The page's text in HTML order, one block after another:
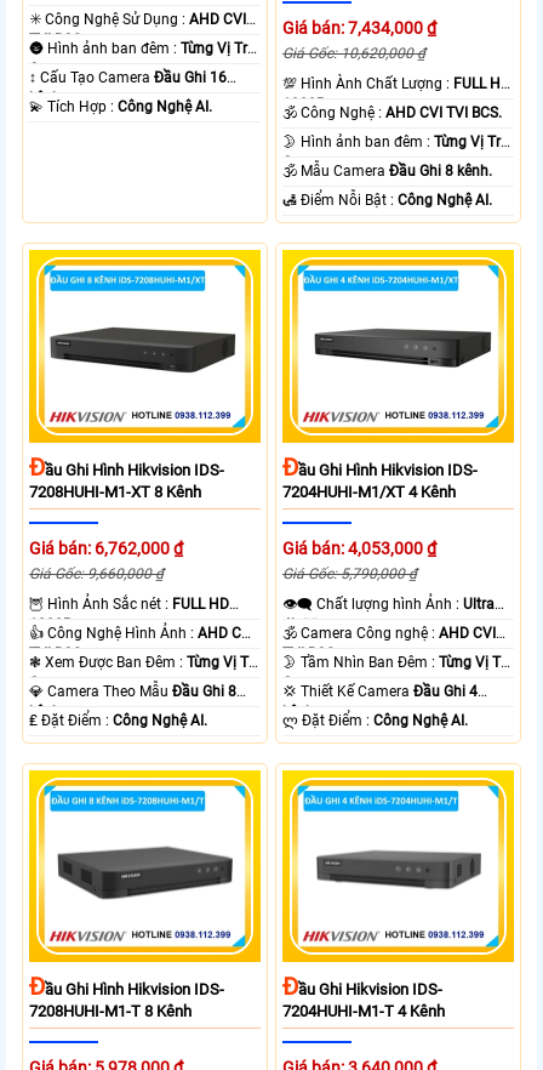
✳️ Công Nghệ Sử Dụng :AHD CVI
TVI BCS.
🌚 Hình ảnh ban đêm :Từng Vị Trí
Camera .
↕️ Cấu Tạo CameraĐầu Ghi 16
kênh.
️💫 Tích Hợp :Công Nghệ AI.
Giá bán: 7,434,000 ₫
Giá Gốc: 10,620,000 ₫
💯 Hình Ành Chất Lượng : FULL HD
1080P .
🕉️ Công Nghệ :AHD CVI TVI BCS.
🌛 Hình ảnh ban đêm :Từng Vị Trí
Camera .
🕉️ Mẫu CameraĐầu Ghi 8 kênh.
️🛃 Điểm Nỗi Bật :Công Nghệ AI.
ĐẦu Ghi Hình Hikvision IDS-
7208HUHI-M1-XT 8 Kênh
Giá bán: 6,762,000 ₫
Giá Gốc: 9,660,000 ₫
🦉 Hình Ảnh Sắc nét : FULL HD
1080P .
👍 Công Nghệ Hình Ảnh :AHD CVI
TVI BCS.
❃ Xem Được Ban Đêm :Từng Vị Trí
Camera .
💎 Camera Theo MẫuĐầu Ghi 8
kênh.
️₤ Đặt Điểm :Công Nghệ AI.
ĐẦu Ghi Hình Hikvision IDS-
7204HUHI-M1/XT 4 Kênh
Giá bán: 4,053,000 ₫
Giá Gốc: 5,790,000 ₫
👁️‍🗨 Chất lượng hình Ảnh :Ultra
4k 👍🏾 .
🕉️ Camera Công nghệ :AHD CVI
TVI BCS.
🌛 Tầm Nhìn Ban Đêm :Từng Vị Trí
Camera .
💢 Thiết Kế CameraĐầu Ghi 4
kênh.
️ლ Đặt Điểm :Công Nghệ AI.
ĐẦu Ghi Hình Hikvision IDS-
7208HUHI-M1-T 8 Kênh
ĐẦu Ghi Hikvision IDS-
7204HUHI-M1-T 4 Kênh